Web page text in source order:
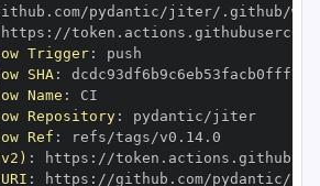
https :
Trigger:
SHA:
Name :
Repository:
pydantic/jiter
Ref :
: https :
: https :